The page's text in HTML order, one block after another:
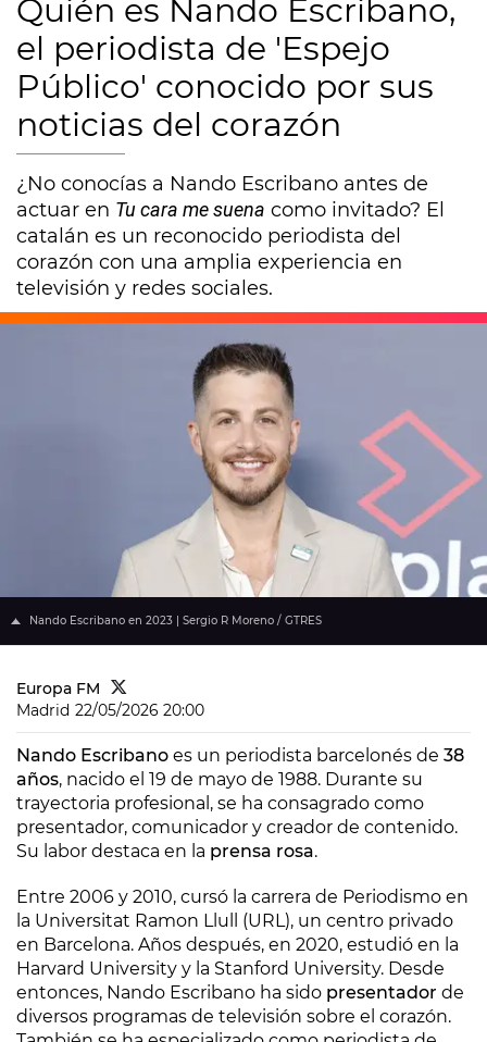
Quién es Nando Escribano,
el periodista de 'Espejo
Público' conocido por sus
noticias del corazón
¿No conocías a Nando Escribano antes de
actuar en Tu cara me suena como invitado? El
catalán es un reconocido periodista del
corazón con una amplia experiencia en
televisión y redes sociales.
Nando Escribano en 2023 | Sergio R Moreno / GTRES
Europa FM
Madrid 22/05/2026 20:00
Nando Escribano es un periodista barcelonés de 38
años, nacido el 19 de mayo de 1988. Durante su
trayectoria profesional, se ha consagrado como
presentador, comunicador y creador de contenido.
Su labor destaca en la prensa rosa.
Entre 2006 y 2010, cursó la carrera de Periodismo en
la Universitat Ramon Llull (URL), un centro privado
en Barcelona. Años después, en 2020, estudió en la
Harvard University y la Stanford University. Desde
entonces, Nando Escribano ha sido presentador de
diversos programas de televisión sobre el corazón.